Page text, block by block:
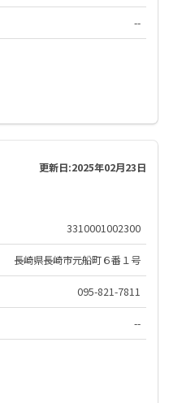
--
更新日:2025年02月23日
3310001002300
長崎県長崎市元船町６番１号
095-821-7811
--